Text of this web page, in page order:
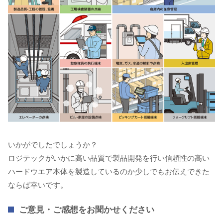
いかがでしたでしょうか？
ロジテックがいかに高い品質で製品開発を行い信頼性の高い
ハードウエア本体を製造しているのか少しでもお伝えできた
ならば幸いです。
ご意見・ご感想をお聞かせください